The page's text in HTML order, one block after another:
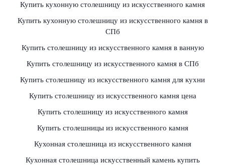
Купить кухонную столешницу из искусственного камня
Купить кухонную столешницу из искусственного камня в
СПб
Купить столешницу из искусственного камня в ванную
Купить столешницу из искусственного камня в СПб
Купить столешницу из искусственного камня для кухни
Купить столешницу из искусственного камня цена
Купить столешницу из искусственного камня
Купить столешницы из искусственного камня
Кухонная столешница из искусственного камня
Кухонная столешница искусственный камень купить